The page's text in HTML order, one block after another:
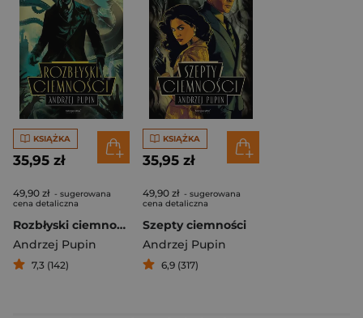
KSIĄŻKA
35,95 zł
49,90 zł - sugerowana
cena detaliczna
Rozbłyski ciemności
Andrzej Pupin
7,3 (142)
KSIĄŻKA
35,95 zł
49,90 zł - sugerowana
cena detaliczna
Szepty ciemności
Andrzej Pupin
6,9 (317)